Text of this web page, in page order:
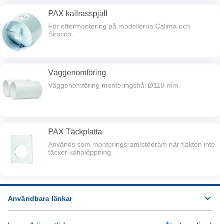
PAX kallrasspjäll
För eftermontering på modellerna Calima och
Sirocco.
Väggenomföring
Väggenomföring monteringshål Ø110 mm.
PAX Täckplatta
Används som monteringsram/stödram när fläkten inte
täcker kanalöppning.
Användbara länkar